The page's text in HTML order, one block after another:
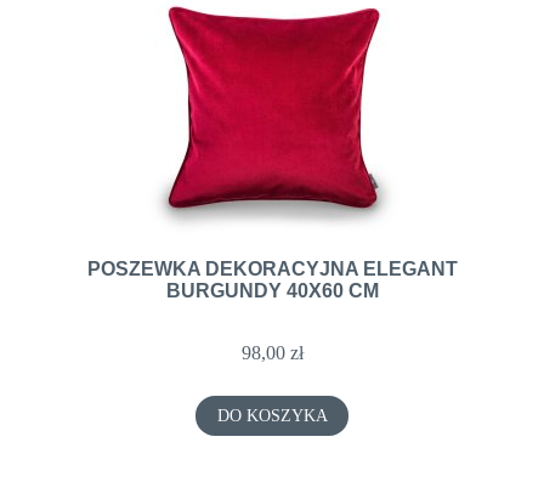
POSZEWKA DEKORACYJNA ELEGANT
BURGUNDY 40X60 CM
98,00 zł
DO KOSZYKA